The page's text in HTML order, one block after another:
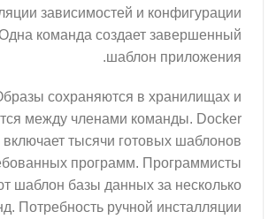
зависимостей и конфигурации
команда создает завершенный
шаблон приложения.
сохраняются в хранилищах и
между членами команды. Docker
включает тысячи готовых шаблонов
программ. Программисты
шаблон базы данных за несколько
Потребность ручной инсталляции